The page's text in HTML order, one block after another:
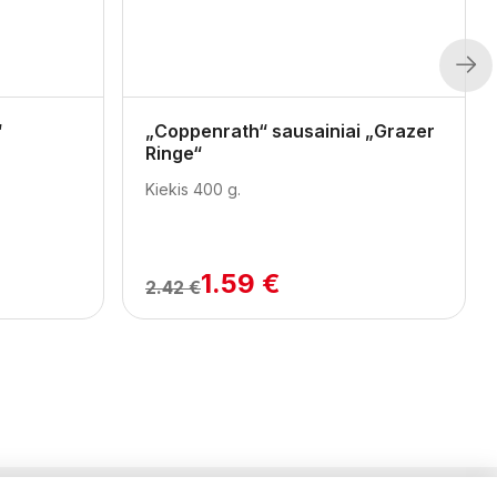
„Coppenrath“ sausainiai „Grazer
Ringe“
Kiekis 400 g.
2.42 €1.59 €
Next